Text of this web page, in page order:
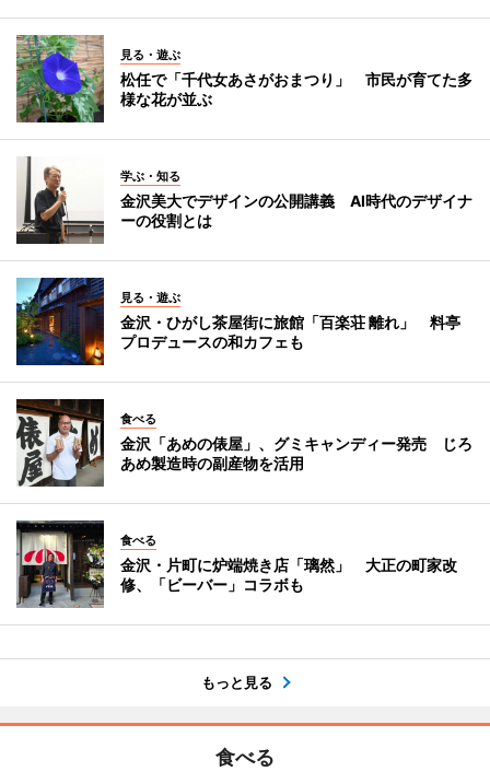
見る・遊ぶ
松任で「千代女あさがおまつり」 市民が育てた多
様な花が並ぶ
学ぶ・知る
金沢美大でデザインの公開講義 AI時代のデザイナ
ーの役割とは
見る・遊ぶ
金沢・ひがし茶屋街に旅館「百楽荘 離れ」 料亭
プロデュースの和カフェも
食べる
金沢「あめの俵屋」、グミキャンディー発売 じろ
あめ製造時の副産物を活用
食べる
金沢・片町に炉端焼き店「璃然」 大正の町家改
修、「ビーバー」コラボも
もっと見る
食べる